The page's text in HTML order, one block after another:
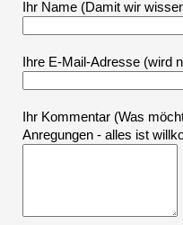
Ihr Name (Damit wir
Ihre E-Mail-Adresse (wird
Ihr Kommentar (Was
Anregungen - alles ist